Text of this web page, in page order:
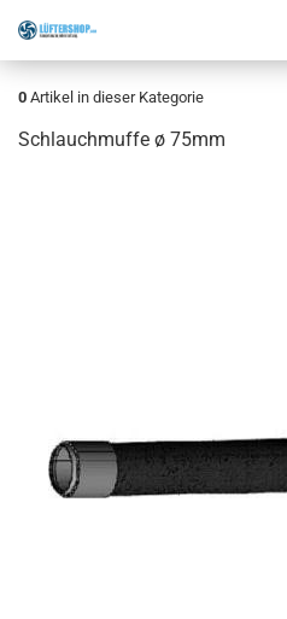
0 Artikel in dieser Kategorie
Schlauchmuffe ø 75mm